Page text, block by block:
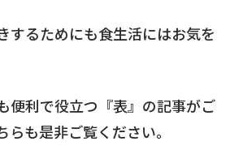
するためにも食生活にはお気を
便利で役立つ『表』の記事がご
らも是非ご覧ください。